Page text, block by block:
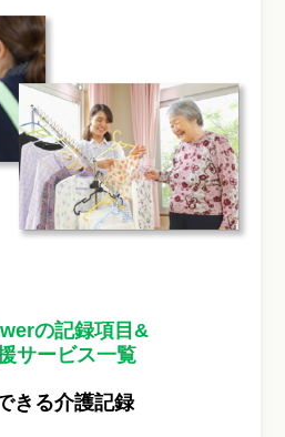
の記録項目&
サービス一覧
きる介護記録